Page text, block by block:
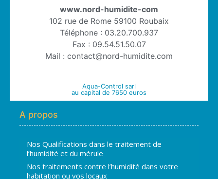
www.nord-humidite-com
102 rue de Rome 59100 Roubaix
Téléphone : 03.20.700.937
Fax : 09.54.51.50.07
Mail : contact@nord-humidite.com
Aqua-Control sarl
au capital de 7650 euros
A propos
Nos Qualifications dans le traitement de
l’humidité et du mérule
Nos traitements contre l’humidité dans votre
habitation ou vos locaux